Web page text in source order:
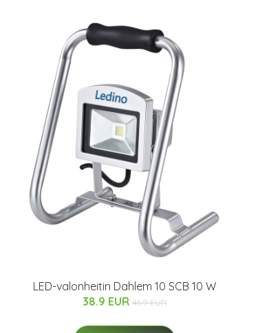
LED-valonheitin Dahlem 10 SCB 10 W
38.9 EUR 46.9 EUR